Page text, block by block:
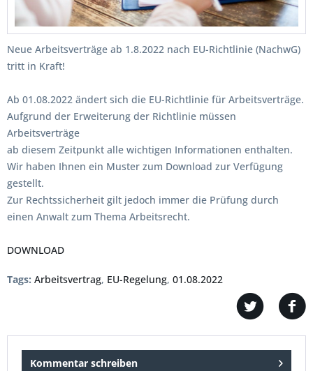
Neue Arbeitsverträge ab 1.8.2022 nach EU-Richtlinie (NachwG)
tritt in Kraft!
Ab 01.08.2022 ändert sich die EU-Richtlinie für Arbeitsverträge.
Aufgrund der Erweiterung der Richtlinie müssen
Arbeitsverträge
ab diesem Zeitpunkt alle wichtigen Informationen enthalten.
Wir haben Ihnen ein Muster zum Download zur Verfügung
gestellt.
Zur Rechtssicherheit gilt jedoch immer die Prüfung durch
einen Anwalt zum Thema Arbeitsrecht.
DOWNLOAD
Tags: Arbeitsvertrag, EU-Regelung, 01.08.2022
Kommentar schreiben